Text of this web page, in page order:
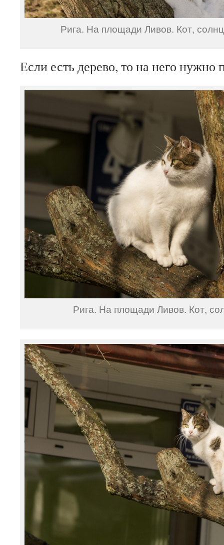
Рига. На площади Ливов. Кот,
Если есть дерево, то на него нужно
Рига. На площади Ливов. Кот,